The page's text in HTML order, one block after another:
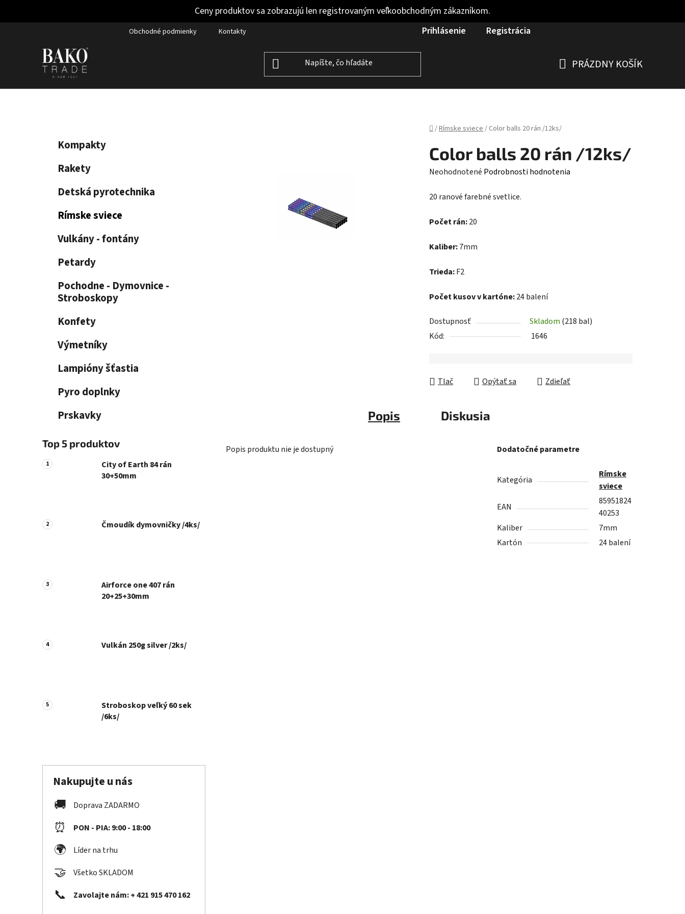
Ceny produktov sa zobrazujú len registrovaným veľkoobchodným zákazníkom.
Obchodné podmienky Kontakty Prihlásenie Registrácia
PRÁZDNY KOŠÍK
Domov
/Rímske sviece/ Color balls 20 rán /12ks/
Preskočiť
kategórie
Kompakty
Rakety
Detská pyrotechnika
Rímske sviece
Vulkány - fontány
Petardy
Pochodne - Dymovnice -
Stroboskopy
Konfety
Výmetníky
Lampióny šťastia
Pyro doplnky
Prskavky
Top 5 produktov
City of Earth 84 rán
30+50mm
Čmoudík dymovničky /4ks/
Airforce one 407 rán
20+25+30mm
Vulkán 250g silver /2ks/
Stroboskop veľký 60 sek
/6ks/
Nakupujte u nás
🚚 Doprava ZADARMO
⏰ PON - PIA: 9:00 - 18:00
🌍 Líder na trhu
🤝 Všetko SKLADOM
📞 Zavolajte nám: + 421 915 470 162
Color balls 20 rán /12ks/
Priemerné
produktu
0,0
hviezdičiek.
Neohodnotené Podrobnosti hodnotenia
20 ranové farebné svetlice.
Počet rán:20
Kaliber:7mm
Trieda:F2
Počet kusov v kartóne:24 balení
Dostupnosť Skladom (218 bal)
Kód:
1646
Tlač Opýtať sa Zdieľať
Popis Diskusia
Popis produktu nie je dostupný Dodatočné parametre
Kategória
Rímske
sviece
EAN
85951824
40253
Kaliber
7mm
Kartón
24 balení